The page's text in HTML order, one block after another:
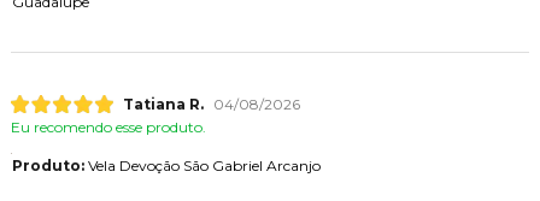
Tatiana R.
04/08/2026
Eu recomendo esse produto.
Produto:Vela Devoção São Gabriel Arcanjo